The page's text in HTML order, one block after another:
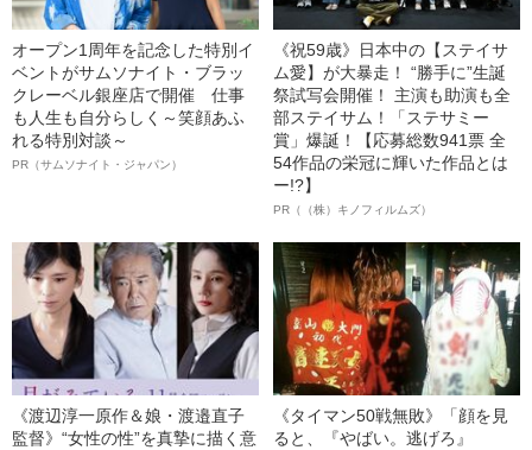
オープン1周年を記念した特別イ
ベントがサムソナイト・ブラッ
クレーベル銀座店で開催 仕事
も人生も自分らしく～笑顔あふ
れる特別対談～
PR（サムソナイト・ジャパン）
《祝59歳》日本中の【ステイサ
ム愛】が大暴走！ “勝手に”生誕
祭試写会開催！ 主演も助演も全
部ステイサム！「ステサミー
賞」爆誕！【応募総数941票 全
54作品の栄冠に輝いた作品とは
ー!?】
PR（（株）キノフィルムズ）
《渡辺淳一原作＆娘・渡邉直子
監督》“女性の性”を真摯に描く意
《タイマン50戦無敗》「顔を見
ると、『やばい。逃げろ』